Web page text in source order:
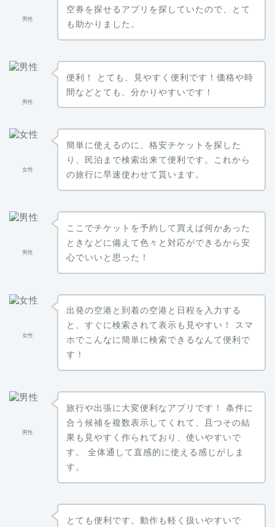
男性
空券を探せるアプリを探していたので、とて
も助かりました。
男性
便利！ とても、見やすく便利です！価格や時
間などとても、分かりやすいです！
女性
簡単に使えるのに、格安チケットを探した
り、民泊まで検索出来て便利です。これから
の旅行に早速使わせて貰います。
男性
ここでチケットを予約して買えば何かあった
ときなどに備えて色々と対応ができるから安
心でいいと思った！
女性
出発の空港と到着の空港と日程を入力する
と、すぐに検索されて表示も見やすい！ スマ
ホでこんなに簡単に検索できるなんて便利で
す！
男性
旅行や出張に大変便利なアプリです！ 条件に
合う候補を複数表示してくれて、且つその結
果も見やすく作られており、使いやすいで
す。 全体通して直感的に使える感じがしま
す。
とても便利です。動作も軽く扱いやすいで